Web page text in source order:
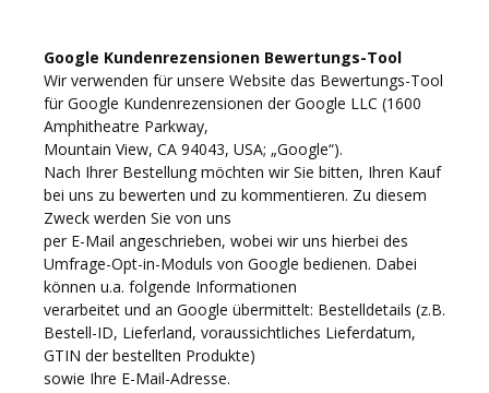
Google Kundenrezensionen Bewertungs-Tool
Wir verwenden für unsere Website das Bewertungs-Tool
für Google Kundenrezensionen der Google LLC (1600
Amphitheatre Parkway,
Mountain View, CA 94043, USA; „Google“).
Nach Ihrer Bestellung möchten wir Sie bitten, Ihren Kauf
bei uns zu bewerten und zu kommentieren. Zu diesem
Zweck werden Sie von uns
per E-Mail angeschrieben, wobei wir uns hierbei des
Umfrage-Opt-in-Moduls von Google bedienen. Dabei
können u.a. folgende Informationen
verarbeitet und an Google übermittelt: Bestelldetails (z.B.
Bestell-ID, Lieferland, voraussichtliches Lieferdatum,
GTIN der bestellten Produkte)
sowie Ihre E-Mail-Adresse.